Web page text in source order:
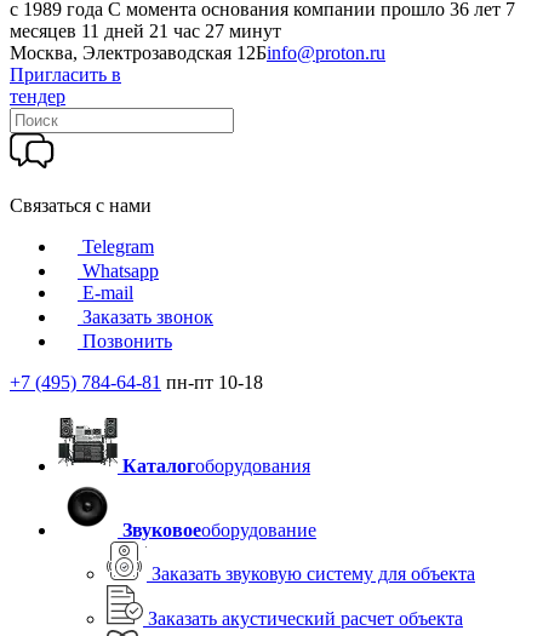
c 1989 года С момента основания компании прошло 36 лет 7
месяцев 11 дней 21 час 27 минут
Москва, Электрозаводская 12Бinfo@proton.ru
Пригласить в
тендер
Связаться с нами
Telegram
Whatsapp
E-mail
Заказать звонок
Позвонить
+7 (495) 784-64-81 пн-пт 10-18
Каталогоборудования
Звуковоеоборудование
Заказать звуковую систему для объекта
Заказать акустический расчет объекта